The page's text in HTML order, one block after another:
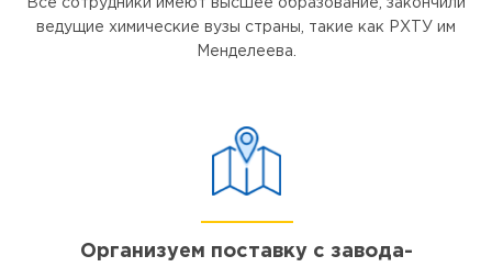
Все сотрудники имеют высшее образование, закончили
ведущие химические вузы страны, такие как РХТУ им
Менделеева.
Организуем поставку с завода-